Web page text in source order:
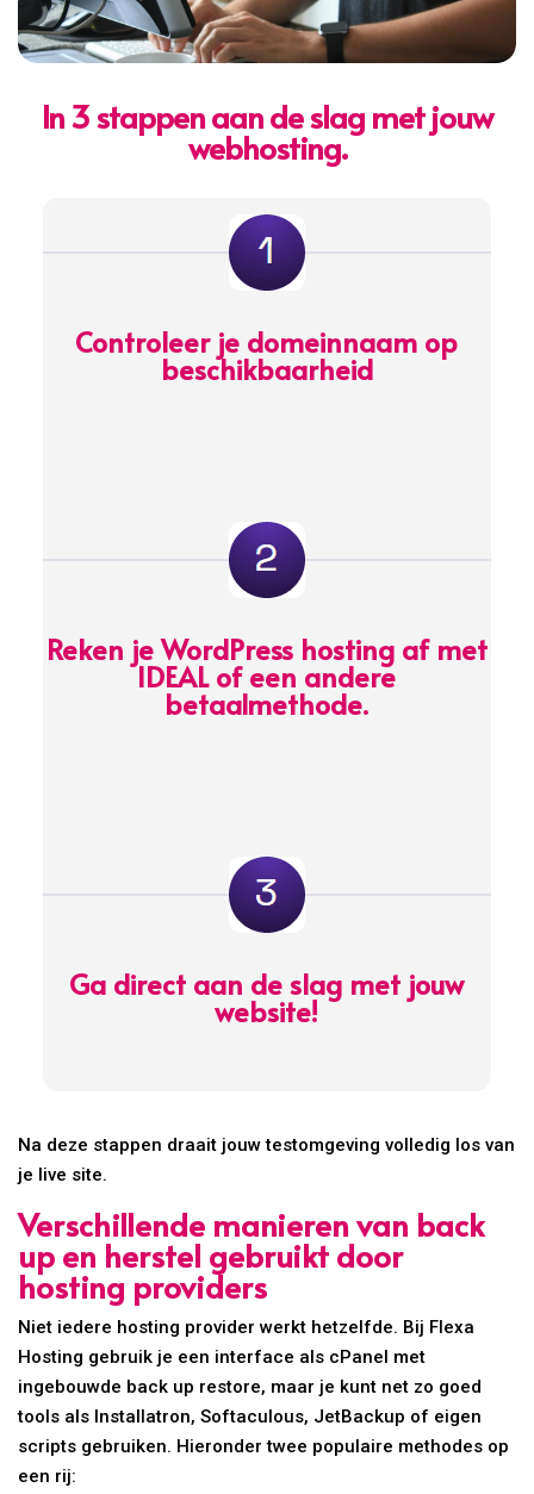
In 3 stappen aan de slag met jouw
webhosting.
Controleer je domeinnaam op
beschikbaarheid
Reken je WordPress hosting af met
IDEAL of een andere
betaalmethode.
Ga direct aan de slag met jouw
website!
Na deze stappen draait jouw testomgeving volledig los van
je live site.
Verschillende manieren van back
up en herstel gebruikt door
hosting providers
Niet iedere hosting provider werkt hetzelfde. Bij Flexa
Hosting gebruik je een interface als cPanel met
ingebouwde back up restore, maar je kunt net zo goed
tools als Installatron, Softaculous, JetBackup of eigen
scripts gebruiken. Hieronder twee populaire methodes op
een rij: